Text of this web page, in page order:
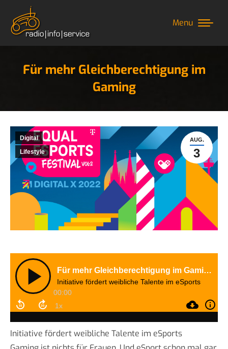
Menu
Für mehr Gleichberechtigung im
Gaming
AUG.
3
Digital
Lifestyle
Initiative fördert weibliche Talente im eSports